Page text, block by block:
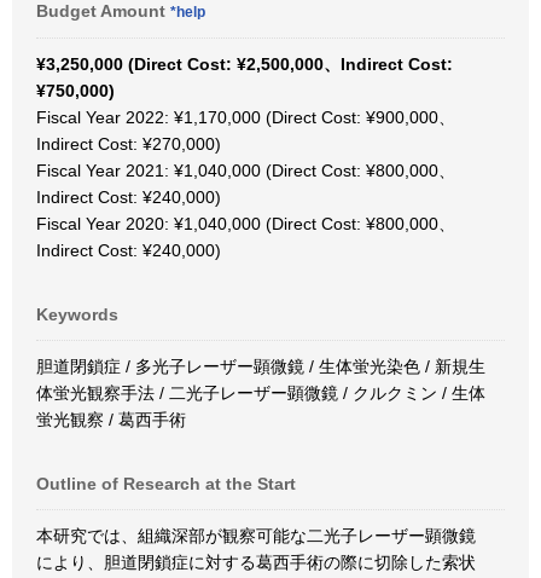
Budget Amount *help
¥3,250,000 (Direct Cost: ¥2,500,000、Indirect Cost:
¥750,000)
Fiscal Year 2022: ¥1,170,000 (Direct Cost: ¥900,000、
Indirect Cost: ¥270,000)
Fiscal Year 2021: ¥1,040,000 (Direct Cost: ¥800,000、
Indirect Cost: ¥240,000)
Fiscal Year 2020: ¥1,040,000 (Direct Cost: ¥800,000、
Indirect Cost: ¥240,000)
Keywords
胆道閉鎖症 / 多光子レーザー顕微鏡 / 生体蛍光染色 / 新規生
体蛍光観察手法 / 二光子レーザー顕微鏡 / クルクミン / 生体
蛍光観察 / 葛西手術
Outline of Research at the Start
本研究では、組織深部が観察可能な二光子レーザー顕微鏡
により、胆道閉鎖症に対する葛西手術の際に切除した索状